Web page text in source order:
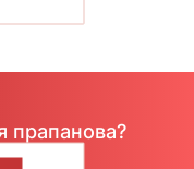
прапанова?